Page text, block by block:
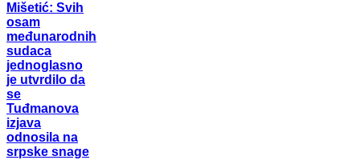
Mišetić: Svih
osam
međunarodnih
sudaca
jednoglasno
je utvrdilo da
se
Tuđmanova
izjava
odnosila na
srpske snage